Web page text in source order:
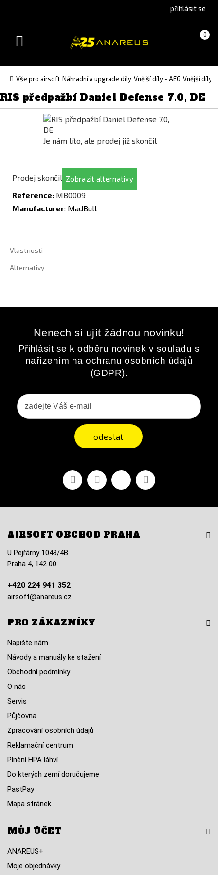
version(Slovak)
přihlásit se
Košík 0
(prázdný)
Toggle
Vše pro airsoft Náhradní a upgrade díly Vnější díly - AEG Vnější díly
RIS předpažbí Daniel Defense 7.0, DE
Je nám líto, ale prodej již skončil
Prodej skončil Zobrazit alternativy
Reference: MB0009
Manufacturer: MadBull
Vlastnosti
Alternativy
Nenech si ujít žádnou novinku!
Přihlásit se k odběru novinek v souladu s
nařízením na ochranu osobních údajů
(GDPR).
odeslat
FacebookYouTubeVimeo Instagram
AIRSOFT OBCHOD PRAHA
U Pejřárny 1043/4B
Praha 4, 142 00
+420 224 941 352
airsoft@anareus.cz
PRO ZÁKAZNÍKY
Napište nám
Návody a manuály ke stažení
Obchodní podmínky
O nás
Servis
Půjčovna
Zpracování osobních údajů
Reklamační centrum
Plnění HPA láhví
Do kterých zemí doručujeme
PastPay
Mapa stránek
MŮJ ÚČET
ANAREUS+
Moje objednávky